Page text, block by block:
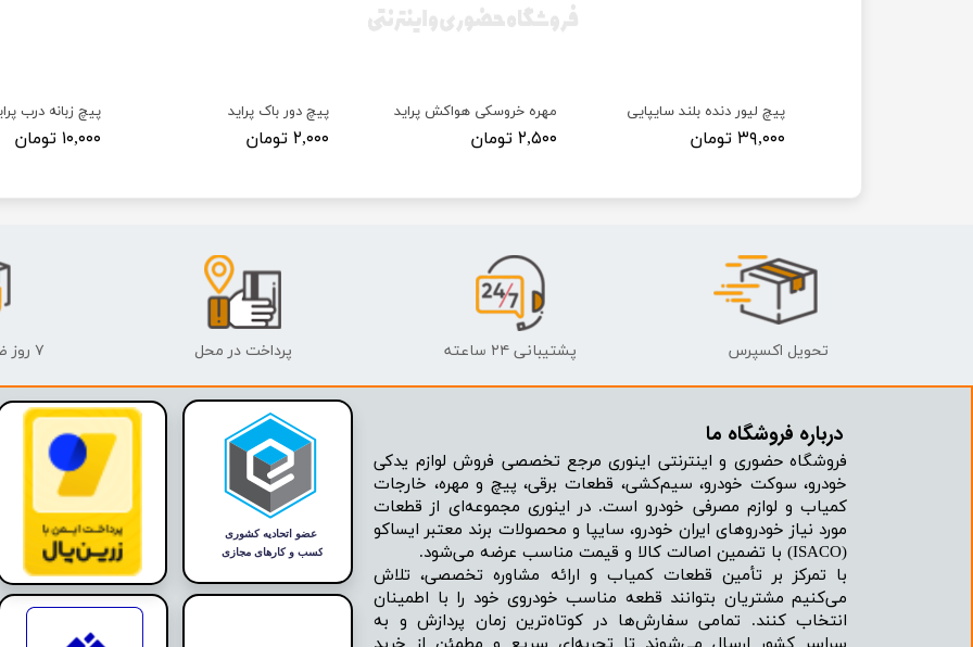
پیچ زبانه درب
۱۰,۰۰۰ تومان
پیچ دور باک پراید
۲,۰۰۰ تومان
مهره خروسکی هواکش پراید
۲,۵۰۰ تومان
پیچ لیور دنده بلند سایپایی
۳۹,۰۰۰ تومان
فروشگاه حضوری و اینترنتی اینوری مرجع تخصصی فروش لوازم یدکی
خودرو، سوکت خودرو، سیم‌کشی، قطعات برقی، پیچ و مهره، خارجات
کمیاب و لوازم مصرفی خودرو است. در اینوری مجموعه‌ای از قطعات
مورد نیاز خودروهای ایران خودرو، سایپا و محصولات برند معتبر ایساکو
(ISACO) با تضمین اصالت کالا و قیمت مناسب عرضه می‌شود.
با تمرکز بر تأمین قطعات کمیاب و ارائه مشاوره تخصصی، تلاش
می‌کنیم مشتریان بتوانند قطعه مناسب خودروی خود را با اطمینان
انتخاب کنند. تمامی سفارش‌ها در کوتاه‌ترین زمان پردازش و به
درباره فروشگاه ما​​​​​​​
تحویل اکسپرس پشتیبانی ۲۴ ساعته پرداخت در محل ۷ روز ضمانت بازگشت